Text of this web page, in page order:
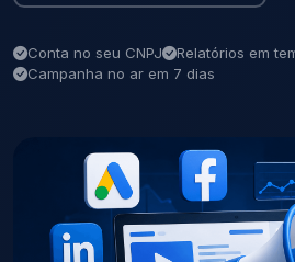
Conta no seu CNPJ
Relatórios em
Campanha no ar em 7 dias